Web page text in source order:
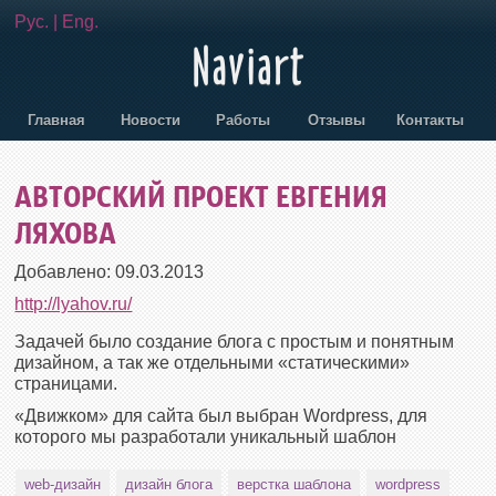
Рус. Eng.
Главная Новости Работы Отзывы Контакты
АВТОРСКИЙ ПРОЕКТ ЕВГЕНИЯ
ЛЯХОВА
Добавлено:09.03.2013
http://lyahov.ru/
Задачей было создание блога с простым и понятным
дизайном, а так же отдельными «статическими»
страницами.
«Движком» для сайта был выбран Wordpress, для
которого мы разработали уникальный шаблон
web-дизайн дизайн блога верстка шаблона wordpress